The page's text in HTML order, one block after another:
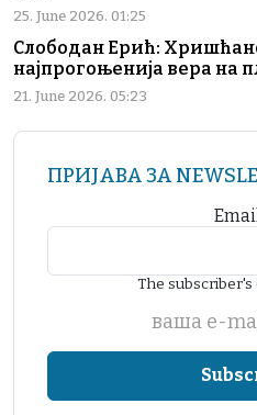
25. June 2026. 01:25
Слободан Ерић:
најпрогоњенија вера на
21. June 2026. 05:23
ПРИЈАВА ЗА
Email
The subscriber's
ваша е-